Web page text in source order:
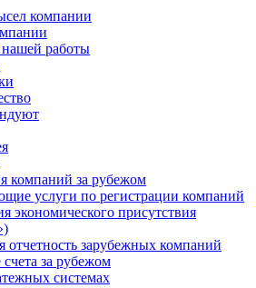
компании
работы
компаний за рубежом
услуги по регистрации компаний
экономического присутствия
отчетность зарубежных компаний
за рубежом
системах